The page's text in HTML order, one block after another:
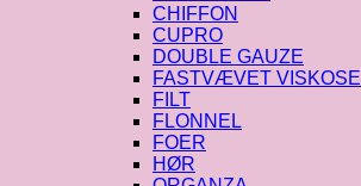
CHIFFON
CUPRO
DOUBLE GAUZE
FASTVÆVET VISKOSE
FILT
FLONNEL
FOER
HØR